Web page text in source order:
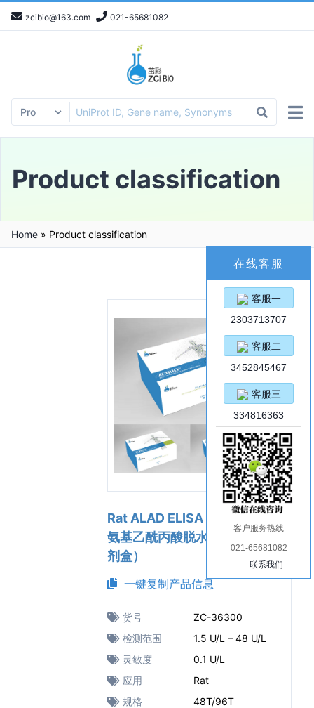
zcibio@163.com 021-65681082
Product classification
Home » Product classification
Rat ALAD ELISA Kit（大鼠δ
氨基乙酰丙酸脱水酶ELISA试
剂盒）
一键复制产品信息
货号
ZC-36300
检测范围
1.5 U/L – 48 U/L
灵敏度
0.1 U/L
应用
Rat
规格
48T/96T
在线客服
客服一
2303713707
客服二
3452845467
客服三
334816363
客户服务热线
021-65681082
联系我们